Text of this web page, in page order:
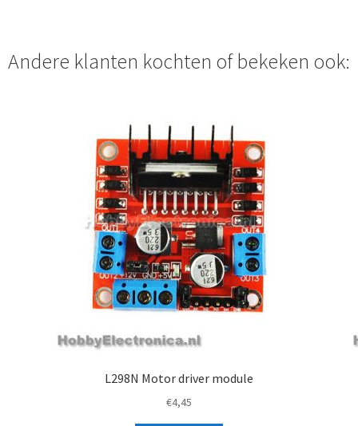
Andere klanten kochten of bekeken ook:
L298N Motor driver module
€4,45